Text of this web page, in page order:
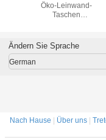
Öko-Leinwand-
Taschen
Einkaufen
Ändern Sie Sprache
German
Nach Hause | Über uns |